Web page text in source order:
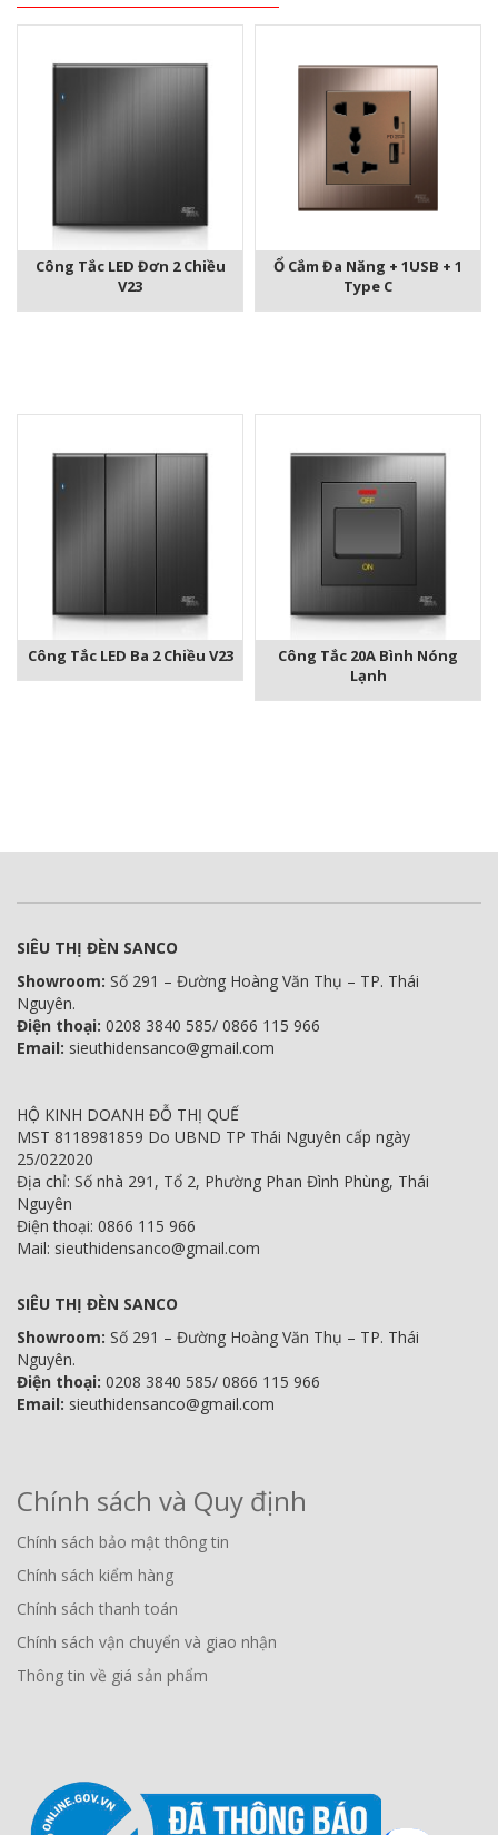
Công Tắc LED Đơn 2 Chiều
V23
Ổ Cắm Đa Năng + 1USB + 1
Type C
Công Tắc LED Ba 2 Chiều V23
Công Tắc 20A Bình Nóng
Lạnh
SIÊU THỊ ĐÈN SANCO
Showroom: Số 291 – Đường Hoàng Văn Thụ – TP. Thái
Nguyên.
Điện thoại: 0208 3840 585/ 0866 115 966
Email: sieuthidensanco@gmail.com
HỘ KINH DOANH ĐỖ THỊ QUẾ
MST 8118981859 Do UBND TP Thái Nguyên cấp ngày
25/022020
Địa chỉ: Số nhà 291, Tổ 2, Phường Phan Đình Phùng, Thái
Nguyên
Điện thoại: 0866 115 966
Mail: sieuthidensanco@gmail.com
SIÊU THỊ ĐÈN SANCO
Showroom: Số 291 – Đường Hoàng Văn Thụ – TP. Thái
Nguyên.
Điện thoại: 0208 3840 585/ 0866 115 966
Email: sieuthidensanco@gmail.com
Chính sách và Quy định
Chính sách bảo mật thông tin
Chính sách kiểm hàng
Chính sách thanh toán
Chính sách vận chuyển và giao nhận
Thông tin về giá sản phẩm